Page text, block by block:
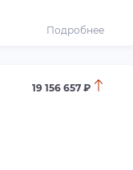
Подробнее
19 156 657 ₽